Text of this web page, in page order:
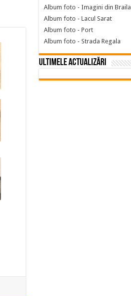
Album foto - Imagini din Braila
Album foto - Lacul Sarat
Album foto - Port
Album foto - Strada Regala
Ultimele actualizări